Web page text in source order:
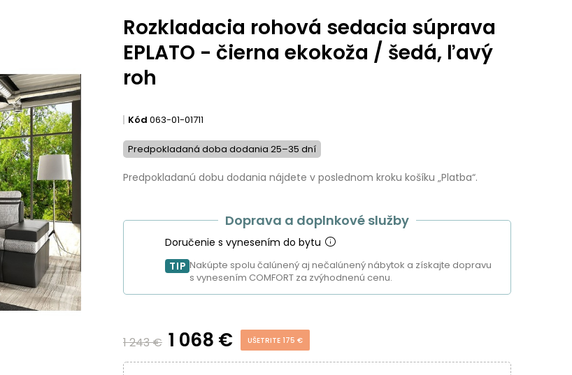
Rozkladacia rohová sedacia súprava
EPLATO - čierna ekokoža / šedá, ľavý
roh
Kód 063-01-01711
Predpokladaná doba dodania 25–35 dní
Predpokladanú dobu dodania nájdete v poslednom kroku košíku „Platba“.
Doprava a doplnkové služby
Doručenie s vynesením do bytu
TIP Nakúpte spolu čalúnený aj nečalúnený nábytok a získajte dopravu
s vynesením COMFORT za zvýhodnenú cenu.
1 243 € 1 068 € UŠETRITE 175 €